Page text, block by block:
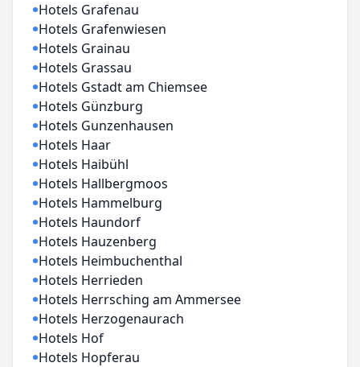
Hotels Grafenau
Hotels Grafenwiesen
Hotels Grainau
Hotels Grassau
Hotels Gstadt am Chiemsee
Hotels Günzburg
Hotels Gunzenhausen
Hotels Haar
Hotels Haibühl
Hotels Hallbergmoos
Hotels Hammelburg
Hotels Haundorf
Hotels Hauzenberg
Hotels Heimbuchenthal
Hotels Herrieden
Hotels Herrsching am Ammersee
Hotels Herzogenaurach
Hotels Hof
Hotels Hopferau